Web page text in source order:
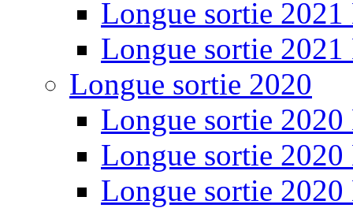
Longue sortie 2021
Longue sortie 2021
Longue sortie 2020
Longue sortie 2020
Longue sortie 2020
Longue sortie 2020